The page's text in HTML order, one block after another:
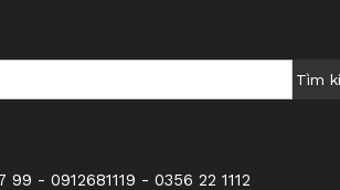
Tìm
- 0912681119 - 0356 22 1112